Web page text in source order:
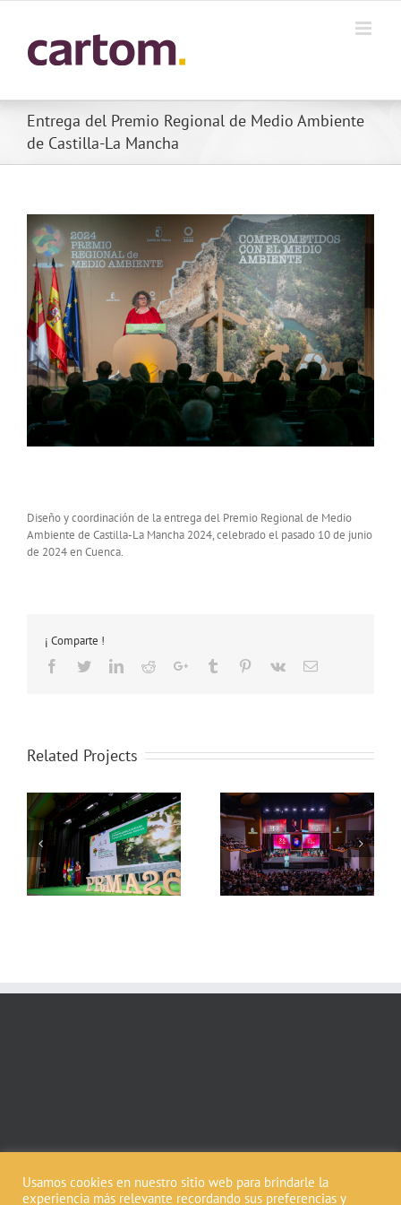
content
Entrega del Premio Regional de Medio Ambiente
de Castilla-La Mancha
View
Larger
Image
Diseño y coordinación de la entrega del Premio Regional de Medio
Ambiente de Castilla-La Mancha 2024, celebrado el pasado 10 de junio
de 2024 en Cuenca.
¡ Comparte !
Facebook
TwitterLinkedIn
RedditGoogle+Tumblr Pinterest
Vk Email
Related Projects
Día de la región de
Castilla-La Mancha 2026
Día Mundial del Agua
Castilla-La Mancha 2026
Usamos cookies en nuestro sitio web para brindarle la
experiencia más relevante recordando sus preferencias y